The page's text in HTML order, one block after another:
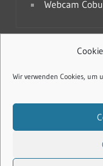
Wir verwenden Cookies, um
Webcam